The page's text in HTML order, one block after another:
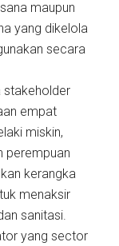
maupun
yang dikelola
secara
stakeholder
empat
miskin,
perempuan
kerangka
menaksir
sanitasi.
yang sector